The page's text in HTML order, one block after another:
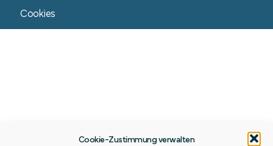
Cookie-Zustimmung verwalten
Cookies